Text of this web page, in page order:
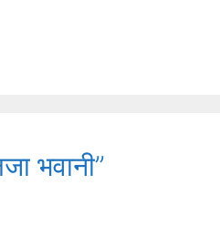
भवानी”